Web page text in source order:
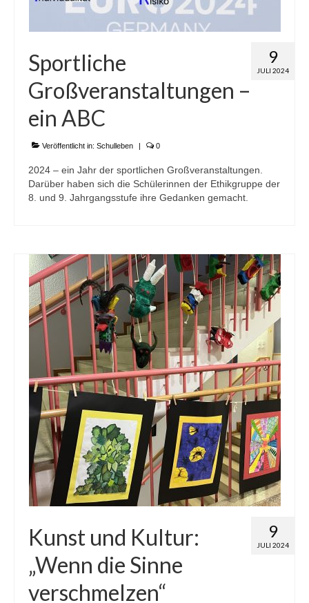
9
JULI 2024
Sportliche
Großveranstaltungen –
ein ABC
Veröffentlicht in: Schulleben | 0
2024 – ein Jahr der sportlichen Großveranstaltungen.
Darüber haben sich die Schülerinnen der Ethikgruppe der
8. und 9. Jahrgangsstufe ihre Gedanken gemacht.
9
JULI 2024
Kunst und Kultur:
„Wenn die Sinne
verschmelzen“